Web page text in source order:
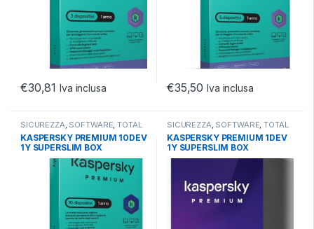
€30,81 Iva inclusa €35,50 Iva inclusa
SICUREZZA, SOFTWARE,TOTAL
SECURITY BOX
KASPERSKY PREMIUM 10DEV
1Y SUPERSLIM BOX
SICUREZZA, SOFTWARE,TOTAL
SECURITY ESD
KASPERSKY PREMIUM 1DEV
1Y SUPERSLIM BOX